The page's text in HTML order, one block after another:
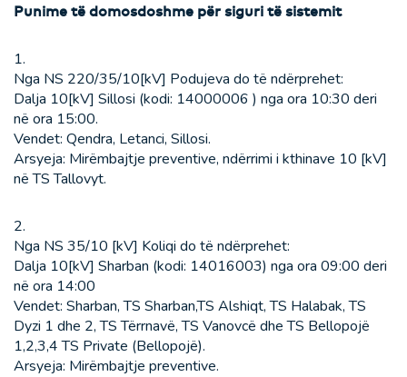
Punime të domosdoshme për siguri të sistemit
1.
Nga NS 220/35/10[kV] Podujeva do të ndërprehet:
Dalja 10[kV] Sillosi (kodi: 14000006 ) nga ora 10:30 deri
në ora 15:00.
Vendet: Qendra, Letanci, Sillosi.
Arsyeja: Mirëmbajtje preventive, ndërrimi i kthinave 10 [kV]
në TS Tallovyt.
2.
Nga NS 35/10 [kV] Koliqi do të ndërprehet:
Dalja 10[kV] Sharban (kodi: 14016003) nga ora 09:00 deri
në ora 14:00
Vendet: Sharban, TS Sharban,TS Alshiqt, TS Halabak, TS
Dyzi 1 dhe 2, TS Tërrnavë, TS Vanovcë dhe TS Bellopojë
1,2,3,4 TS Private (Bellopojë).
Arsyeja: Mirëmbajtje preventive.